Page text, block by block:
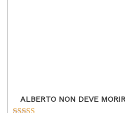
ALBERTO NON DEVE